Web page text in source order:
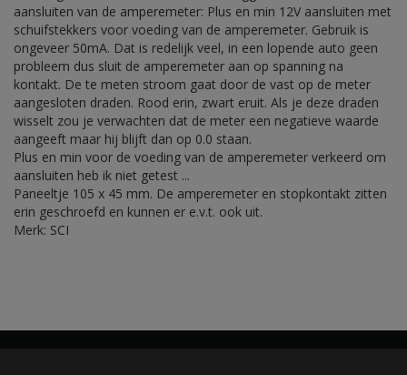
aansluiten van de amperemeter: Plus en min 12V aansluiten met
schuifstekkers voor voeding van de amperemeter. Gebruik is
ongeveer 50mA. Dat is redelijk veel, in een lopende auto geen
probleem dus sluit de amperemeter aan op spanning na
kontakt. De te meten stroom gaat door de vast op de meter
aangesloten draden. Rood erin, zwart eruit. Als je deze draden
wisselt zou je verwachten dat de meter een negatieve waarde
aangeeft maar hij blijft dan op 0.0 staan.
Plus en min voor de voeding van de amperemeter verkeerd om
aansluiten heb ik niet getest ...
Paneeltje 105 x 45 mm. De amperemeter en stopkontakt zitten
erin geschroefd en kunnen er e.v.t. ook uit.
Merk: SCI